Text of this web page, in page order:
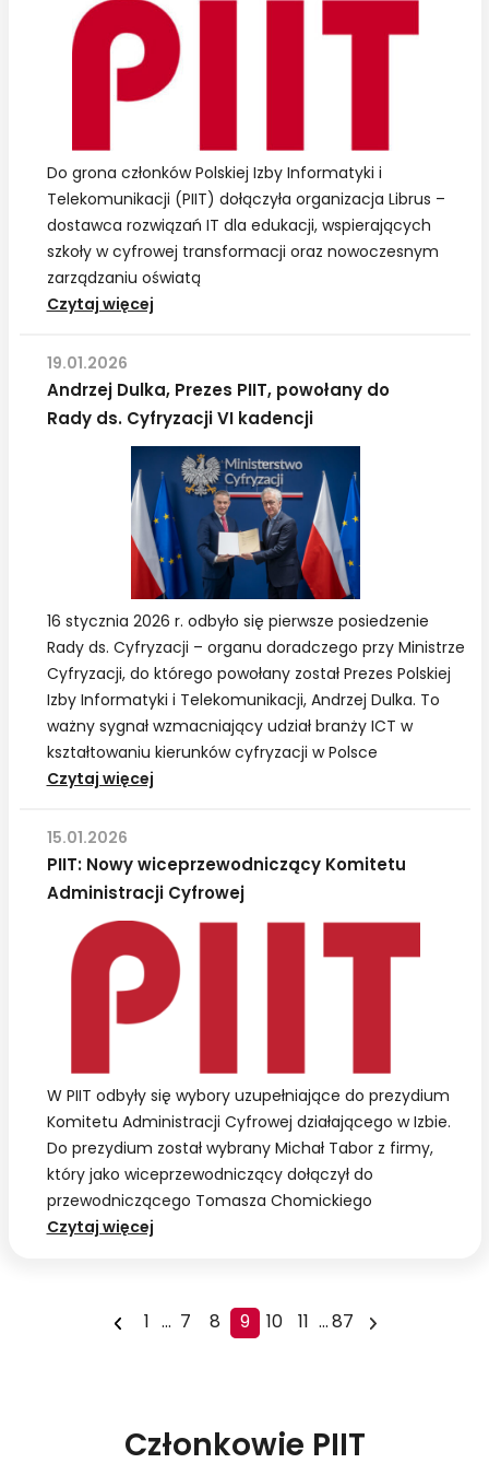
rynkach
zagranicznych
Do grona członków Polskiej Izby Informatyki i
Telekomunikacji (PIIT) dołączyła organizacja Librus –
dostawca rozwiązań IT dla edukacji, wspierających
szkoły w cyfrowej transformacji oraz nowoczesnym
zarządzaniu oświatą
Czytaj więcejPIIT:
nowy
członek
Polskiej
Izby
Informatyki
i
Telekomunikacji
Andrzej Dulka, Prezes PIIT, powołany do
Rady ds. Cyfryzacji VI kadencji
16 stycznia 2026 r. odbyło się pierwsze posiedzenie
Rady ds. Cyfryzacji – organu doradczego przy Ministrze
Cyfryzacji, do którego powołany został Prezes Polskiej
Izby Informatyki i Telekomunikacji, Andrzej Dulka. To
ważny sygnał wzmacniający udział branży ICT w
kształtowaniu kierunków cyfryzacji w Polsce
Czytaj więcejAndrzej
powołany
do
Rady ds.
Cyfryzacji VI
kadencji
19.01.2026
PIIT: Nowy wiceprzewodniczący Komitetu
Administracji Cyfrowej
W PIIT odbyły się wybory uzupełniające do prezydium
Komitetu Administracji Cyfrowej działającego w Izbie.
Do prezydium został wybrany Michał Tabor z firmy,
który jako wiceprzewodniczący dołączył do
przewodniczącego Tomasza Chomickiego
Czytaj więcejPIIT:
Administracji
15.01.2026
1 ... 7 8 9 10 11 ...87
Członkowie PIIT